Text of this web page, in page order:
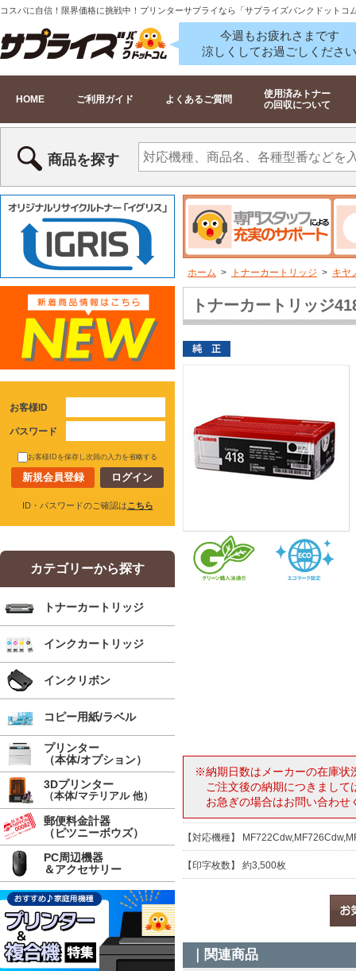
コスパに自信！限界価格に挑戦中！プリンターサプライなら「サプライズバンクドットコ
今週もお疲れさまです
涼しくしてお過ごしください
HOME ご利用ガイド よくあるご質問
使用済みトナー
の回収について
商品を探す
ホーム > トナーカートリッジ > キヤ
トナーカートリッジ
※納期日数はメーカーの在庫状
ご注文後の納期につきまし
お急ぎの場合はお問い合わせ
【対応機種】
【印字枚数】 約3,500枚
｜関連商品
お客様ID
パスワード
お客様IDを保存し次回の入力を省略する
新規会員登録
ID・パスワードのご確認はこちら
カテゴリーから探す
トナーカートリッジ
インクカートリッジ
インクリボン
コピー用紙/ラベル
プリンター
（本体/オプション）
3Dプリンター
（本体/マテリアル 他）
郵便料金計器
（ピツニーボウズ）
PC周辺機器
＆アクセサリー